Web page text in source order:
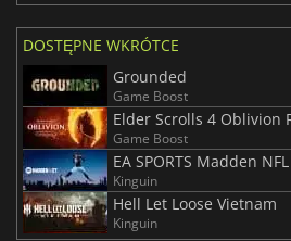
DOSTĘPNE WKRÓTCE
Grounded
Game Boost
Elder Scrolls 4 Oblivion
Game Boost
EA SPORTS Madden
Kinguin
Hell Let Loose Vietnam
Kinguin